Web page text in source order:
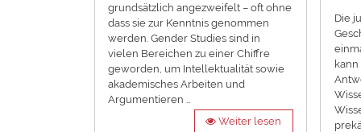
grundsätzlich angezweifelt – oft ohne
dass sie zur Kenntnis genommen
werden. Gender Studies sind in
vielen Bereichen zu einer Chiffre
geworden, um Intellektualität sowie
akademisches Arbeiten und
Argumentieren …
Weiter lesen
Die
kann